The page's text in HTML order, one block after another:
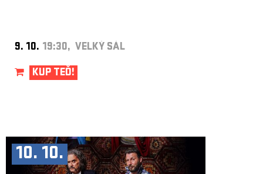
9. 10. 19:30, VELKÝ SÁL
KUP TEĎ!
10. 10.